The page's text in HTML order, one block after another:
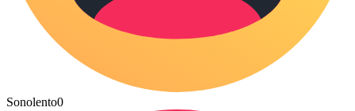
Sonolento0